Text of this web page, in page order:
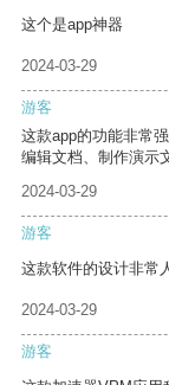
这个是app神器
2024-03-29
游客
这款app的功能非常
编辑文档、制作演示
2024-03-29
游客
这款软件的设计非常
2024-03-29
游客